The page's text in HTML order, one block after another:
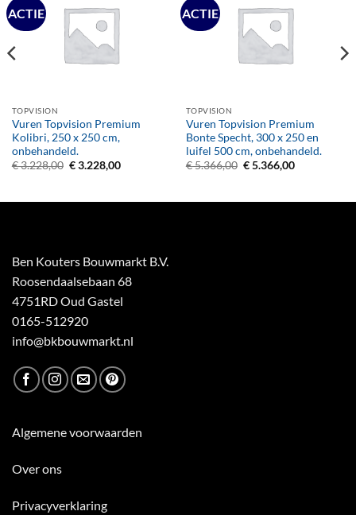
ACTIE
TOPVISION
Vuren Topvision Premium
Kolibri, 250 x 250 cm,
onbehandeld.
€3.228,00 Oorspronkelijke
€3.228,00Huidige
ACTIE
TOPVISION
Vuren Topvision Premium
Bonte Specht, 300 x 250 en
luifel 500 cm, onbehandeld.
€5.366,00 Oorspronkelijke
€5.366,00Huidige
Ben Kouters Bouwmarkt B.V.
Roosendaalsebaan 68
4751RD Oud Gastel
0165-512920
info@bkbouwmarkt.nl
Algemene voorwaarden
Over ons
Privacyverklaring